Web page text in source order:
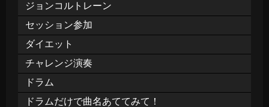
ジョンコルトレーン
セッション参加
ダイエット
チャレンジ演奏
ドラム
ドラムだけで曲名あててみて！